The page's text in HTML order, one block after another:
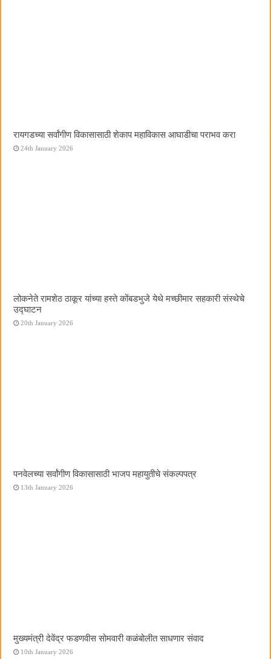
रायगडच्या सर्वांगीण विकासासाठी शेकाप महाविकास आघाडीचा पराभव करा
24th January 2026
लोकनेते रामशेठ ठाकूर यांच्या हस्ते कोंबडभुजे येथे मच्छीमार सहकारी संस्थेचे
उद्घाटन
20th January 2026
पनवेलच्या सर्वांगीण विकासासाठी भाजप महायुतीचे संकल्पपत्र
13th January 2026
मुख्यमंत्री देवेंद्र फडणवीस सोमवारी कळंबोलीत साधणार संवाद
10th January 2026